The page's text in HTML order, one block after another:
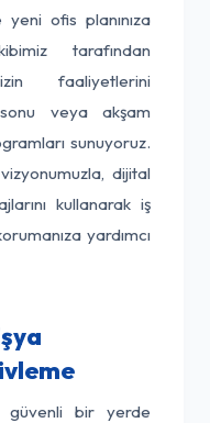
yeni ofis planınıza
tarafından
faaliyetlerini
veya akşam
sunuyoruz.
dijital
kullanarak iş
yardımcı
güvenli bir yerde